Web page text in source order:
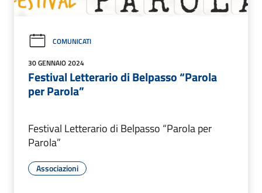
COMUNICATI
30 GENNAIO 2024
Festival Letterario di Belpasso “Parola
per Parola”
Festival Letterario di Belpasso “Parola per
Parola”
Associazioni